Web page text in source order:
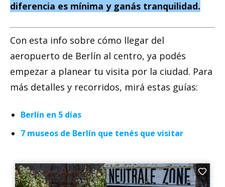
diferencia es mínima y ganás tranquilidad.
Con esta info sobre cómo llegar del
aeropuerto de Berlín al centro, ya podés
empezar a planear tu visita por la ciudad. Para
más detalles y recorridos, mirá estas guías:
Berlín en 5 días
7 museos de Berlín que tenés que visitar